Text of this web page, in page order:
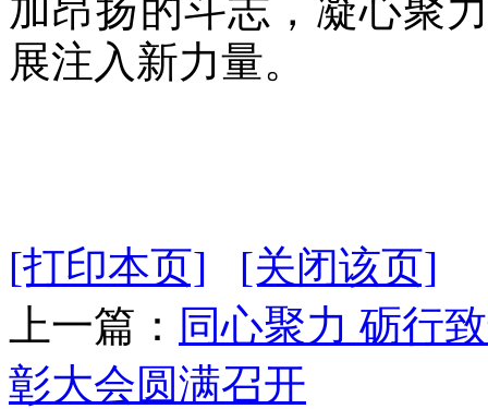
加昂扬的斗志，凝心聚
展注入新力量。
[打印本页]
[关闭该页]
上一篇： 同心聚力 砺行
彰大会圆满召开